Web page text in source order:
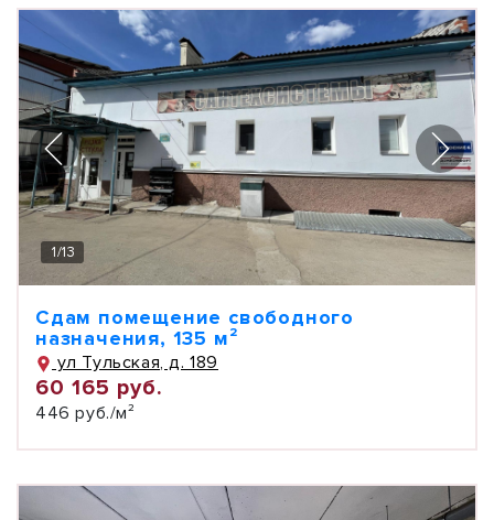
1/13
Сдам помещение свободного
назначения, 135 м²
ул Тульская, д. 189
60 165 руб.
446 руб./м²